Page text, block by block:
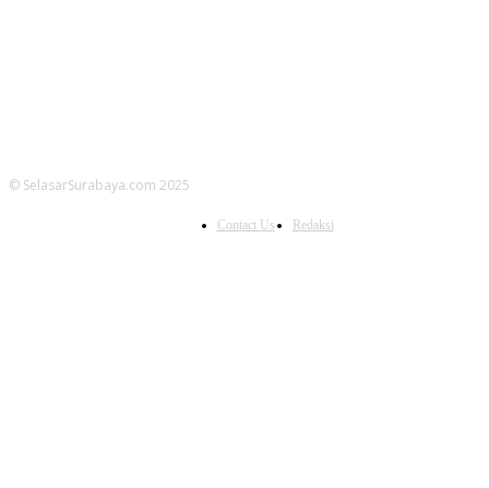
© SelasarSurabaya.com 2025
Contact Us Redaksi